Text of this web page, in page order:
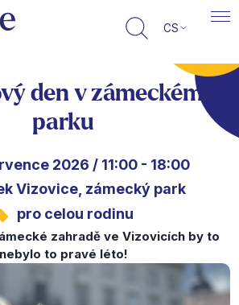
CS
den v zámeckém
parku
2026 / 11:00 - 18:00
Vizovice, zámecký park
pro celou rodinu
zahradě ve Vizovicích by to
nebylo to pravé léto!